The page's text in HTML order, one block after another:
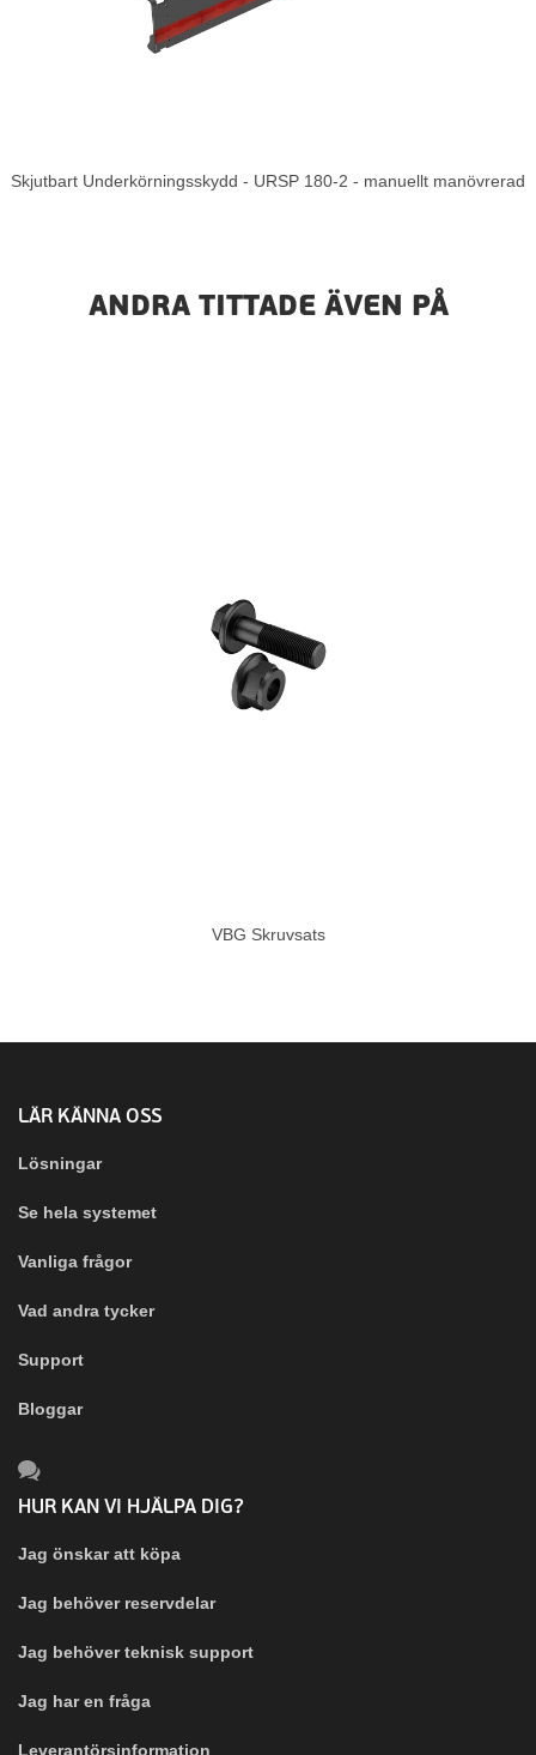
Skjutbart Underkörningsskydd - URSP 180-2 - manuellt manövrerad
ANDRA TITTADE ÄVEN PÅ
VBG Skruvsats
LÄR KÄNNA OSS
Lösningar
Se hela systemet
Vanliga frågor
Vad andra tycker
Support
Bloggar
HUR KAN VI HJÄLPA DIG?
Jag önskar att köpa
Jag behöver reservdelar
Jag behöver teknisk support
Jag har en fråga
Leverantörsinformation